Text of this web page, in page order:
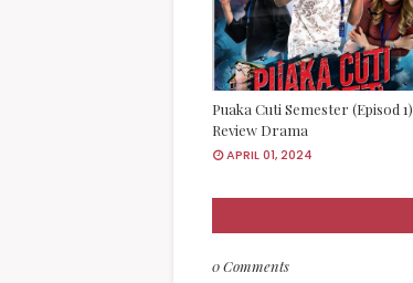
Puaka Cuti Semester (Episod 1) |
Review Drama
APRIL 01, 2024
0 Comments